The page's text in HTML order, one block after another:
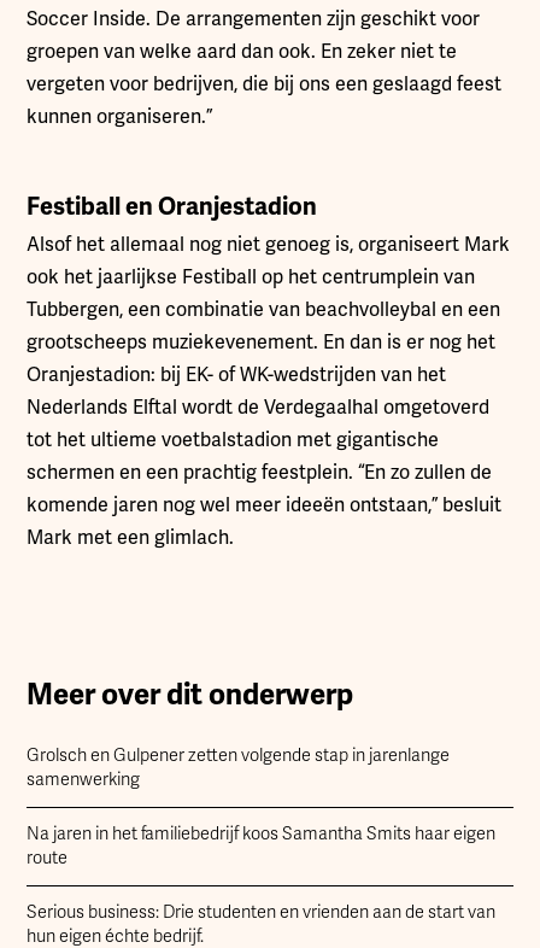
Soccer Inside. De arrangementen zijn geschikt voor
groepen van welke aard dan ook. En zeker niet te
vergeten voor bedrijven, die bij ons een geslaagd feest
kunnen organiseren.”
Festiball en Oranjestadion
Alsof het allemaal nog niet genoeg is, organiseert Mark
ook het jaarlijkse Festiball op het centrumplein van
Tubbergen, een combinatie van beachvolleybal en een
grootscheeps muziekevenement. En dan is er nog het
Oranjestadion: bij EK- of WK-wedstrijden van het
Nederlands Elftal wordt de Verdegaalhal omgetoverd
tot het ultieme voetbalstadion met gigantische
schermen en een prachtig feestplein. “En zo zullen de
komende jaren nog wel meer ideeën ontstaan,” besluit
Mark met een glimlach.
Meer over dit onderwerp
Grolsch en Gulpener zetten volgende stap in jarenlange
samenwerking
Na jaren in het familiebedrijf koos Samantha Smits haar eigen
route
Serious business: Drie studenten en vrienden aan de start van
hun eigen échte bedrijf.